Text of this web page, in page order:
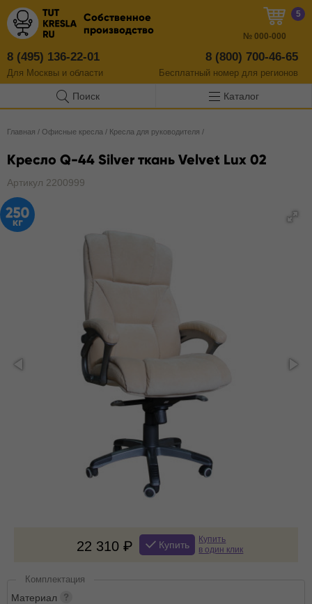
Собственное
производство
8 (495) 136-22-01
Для Москвы и области
8 (800) 700-46-65
Бесплатный номер для регионов
5
№ 000-000
Поиск Каталог
Главная / Офисные кресла / Кресла для руководителя /
Кресло Q-44 Silver ткань Velvet Lux 02
Артикул 2200999
22 310 Купить
Купить
в один клик
Комплектация
Материал